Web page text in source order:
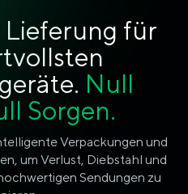
Lieferung für
Null
Sorgen.
Verpackungen und
um Verlust, Diebstahl und
Sendungen zu